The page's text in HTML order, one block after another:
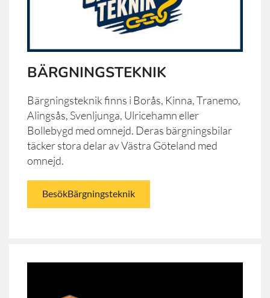
BÄRGNINGSTEKNIK
Bärgningsteknik finns i Borås, Kinna, Tranemo,
Alingsås, Svenljunga, Ulricehamn eller
Bollebygd med omnejd. Deras bärgningsbilar
täcker stora delar av Västra Göteland med
omnejd.
BesökBärgningsteknik